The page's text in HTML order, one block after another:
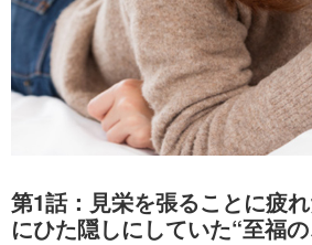
第1話：見栄を張ることに疲
にひた隠しにしていた“至福